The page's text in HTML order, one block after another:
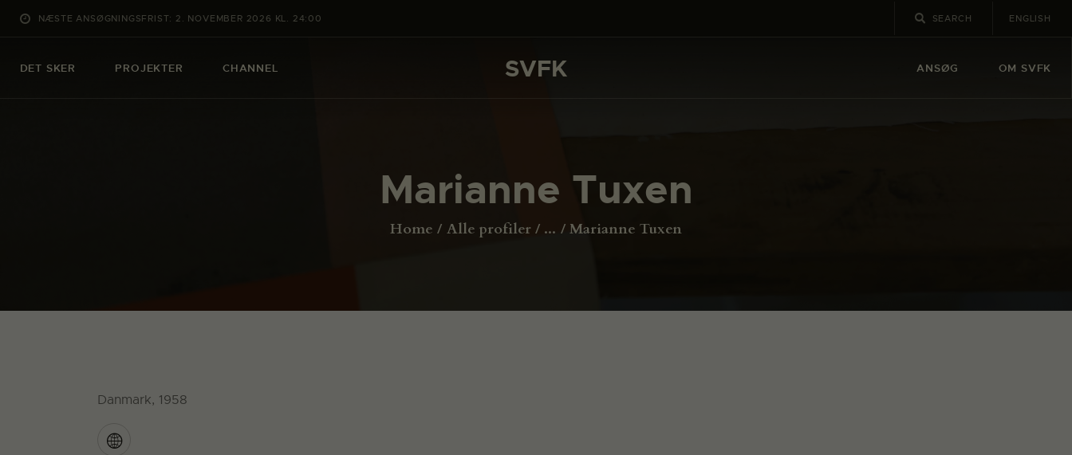
NÆSTE ANSØGNINGSFRIST: 2. NOVEMBER 2026 KL. 24:00 ENGLISH
DET SKER PROJEKTER CHANNEL SVFK ANSØG OM SVFK
Marianne Tuxen
Home Alle profiler ... Marianne Tuxen
SVFK
PROJEKTER
OM SVFK
ENGLISH
Danmark, 1958